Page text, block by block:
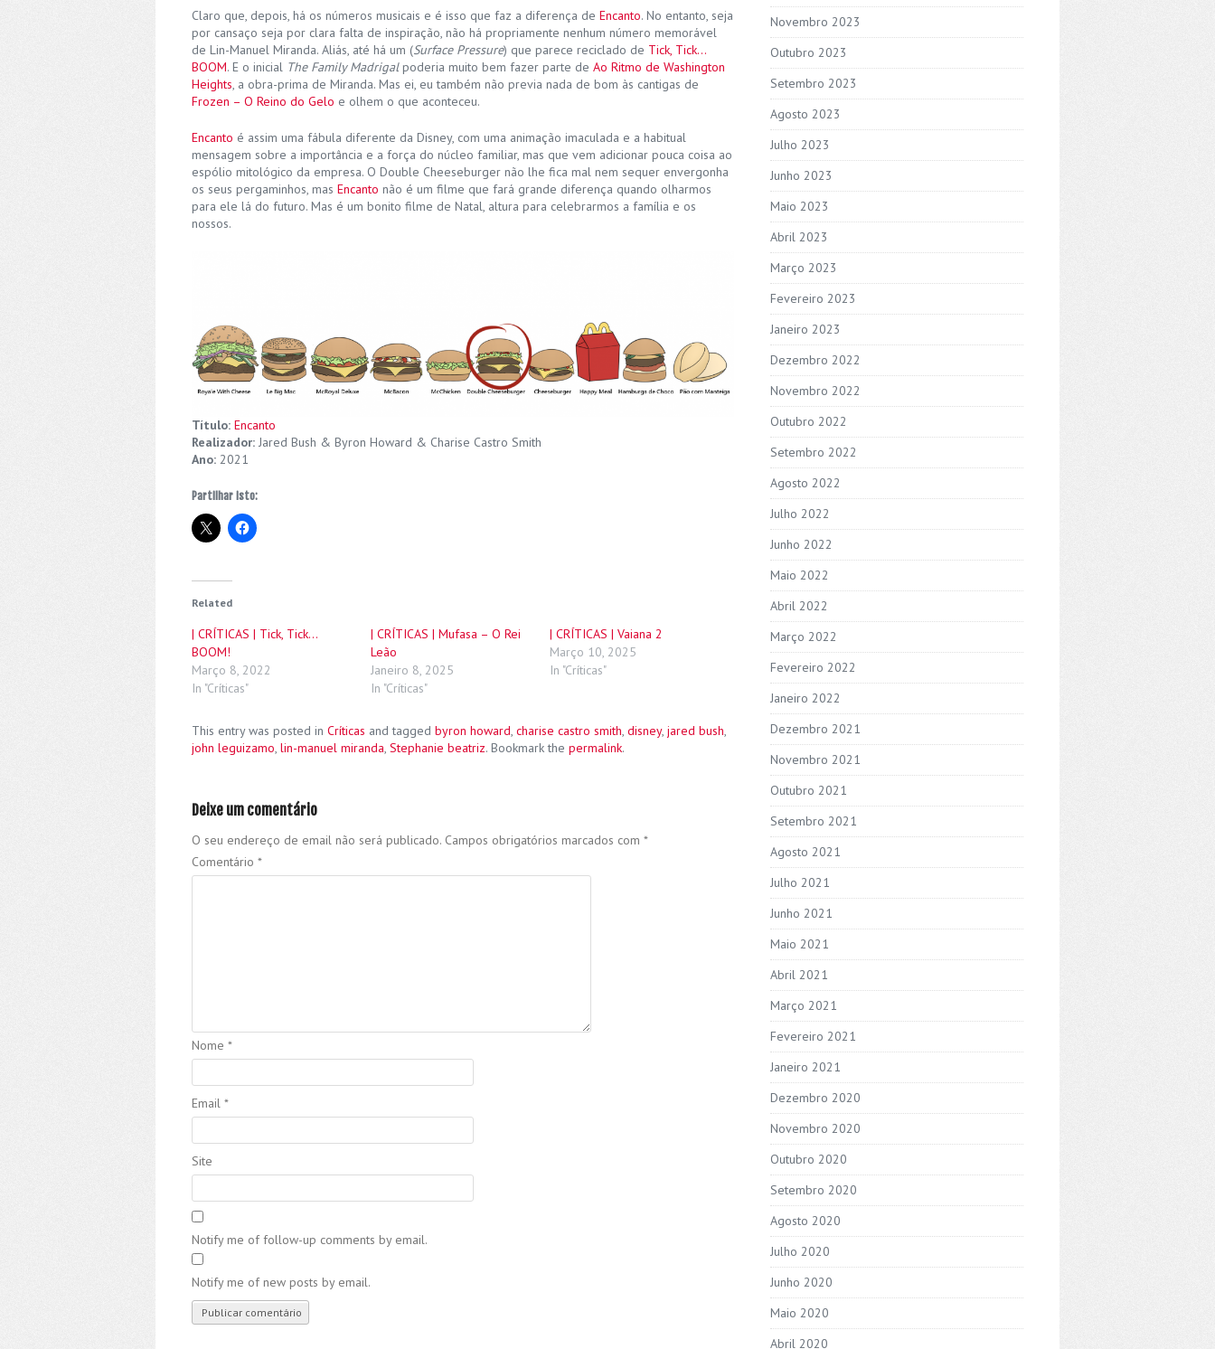
Claro que, depois, há os números musicais e é isso que faz a diferença de Encanto. No entanto, seja
por cansaço seja por clara falta de inspiração, não há propriamente nenhum número memorável
de Lin-Manuel Miranda. Aliás, até há um (Surface Pressure) que parece reciclado de Tick, Tick…
BOOM. E o inicial The Family Madrigalpoderia muito bem fazer parte de Ao Ritmo de Washington
Heights, a obra-prima de Miranda. Mas ei, eu também não previa nada de bom às cantigas de
Frozen – O Reino do Gelo e olhem o que aconteceu.
Encanto é assim uma fábula diferente da Disney, com uma animação imaculada e a habitual
mensagem sobre a importância e a força do núcleo familiar, mas que vem adicionar pouca coisa ao
espólio mitológico da empresa. O Double Cheeseburger não lhe fica mal nem sequer envergonha
os seus pergaminhos, mas Encanto não é um filme que fará grande diferença quando olharmos
para ele lá do futuro. Mas é um bonito filme de Natal, altura para celebrarmos a família e os
nossos.
Título: Encanto
Realizador: Jared Bush & Byron Howard & Charise Castro Smith
Ano: 2021
Partilhar isto:
Related
| CRÍTICAS | Tick, Tick…
BOOM!
Março 8, 2022
In "Críticas"
| CRÍTICAS | Mufasa – O Rei
Leão
Janeiro 8, 2025
In "Críticas"
| CRÍTICAS | Vaiana 2
Março 10, 2025
In "Críticas"
This entry was posted in Críticas and tagged byron howard, charise castro smith, disney, jared bush,
john leguizamo, lin-manuel miranda, Stephanie beatriz. Bookmark the permalink.
Deixe um comentário
O seu endereço de email não será publicado. Campos obrigatórios marcados com *
Comentário *
Nome *
Email *
Site
Notify me of follow-up comments by email.
Notify me of new posts by email.
Novembro 2023
Outubro 2023
Setembro 2023
Agosto 2023
Julho 2023
Junho 2023
Maio 2023
Abril 2023
Março 2023
Fevereiro 2023
Janeiro 2023
Dezembro 2022
Novembro 2022
Outubro 2022
Setembro 2022
Agosto 2022
Julho 2022
Junho 2022
Maio 2022
Abril 2022
Março 2022
Fevereiro 2022
Janeiro 2022
Dezembro 2021
Novembro 2021
Outubro 2021
Setembro 2021
Agosto 2021
Julho 2021
Junho 2021
Maio 2021
Abril 2021
Março 2021
Fevereiro 2021
Janeiro 2021
Dezembro 2020
Novembro 2020
Outubro 2020
Setembro 2020
Agosto 2020
Julho 2020
Junho 2020
Maio 2020
Abril 2020